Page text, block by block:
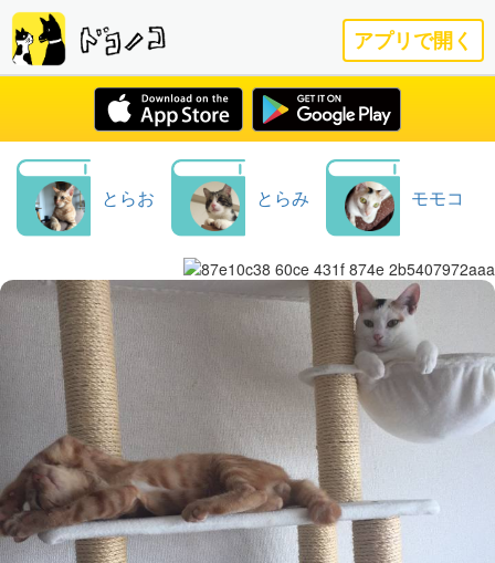
アプリで開く
とらお とらみ モモコ